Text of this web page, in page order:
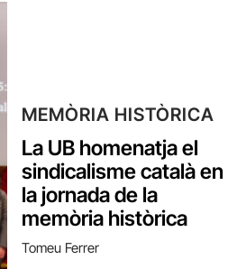
MEMÒRIA HISTÒRICA
La UB homenatja el
sindicalisme català en
la jornada de la
memòria històrica
Tomeu Ferrer